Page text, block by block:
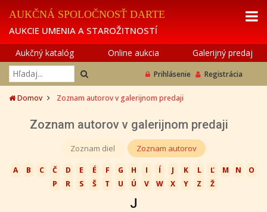
AUKČNÁ SPOLOČNOSŤ DARTE
AUKCIE UMENIA A STAROŽITNOSTÍ
Aukčný katalóg Online aukcia Galerijný predaj
Prihlásenie Registrácia
Domov Zoznam autorov v galerijnom predaji
Zoznam autorov v galerijnom predaji
Zoznam diel Zoznam autorov
A B C Č D E É F G H I Í J K L Ľ M N
O
P
R S Š T U Ú V W X Y Z Ž
J